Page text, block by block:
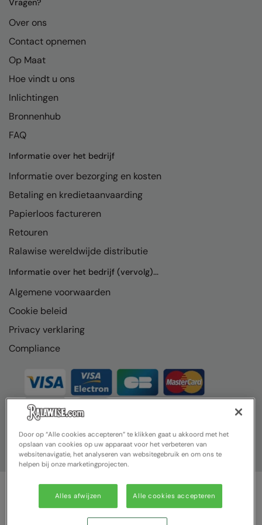
Kariban
Kariban Proact
KiMood
Kodak
Kustom Kit
Larkwood
Maddins
Madeira
MagiCut
Marketing Hub
New Morning Studios
Nike
Nimbus
Nutshell
OGIO
Portman & Pooch
Portwest
Pro RTX
Pro RTX High Visibility
Vragen?
Over ons
Contact opnemen
Op Maat
Hoe vindt u ons
Inlichtingen
Bronnenhub
FAQ
Informatie over het bedrijf
Informatie over bezorging en kosten
Betaling en kredietaanvaarding
Papierloos factureren
Retouren
Ralawise wereldwijde distributie
Informatie over het bedrijf (vervolg)...
Algemene voorwaarden
Cookie beleid
Privacy verklaring
Compliance
© Ralawise 2025| Ralawise Limited, Registered in England &
Wales, Reg Number 1362849 Registered Office: Unit 112, Tenth
Door op “Alle cookies accepteren” te klikken gaat u akkoord met het
opslaan van cookies op uw apparaat voor het verbeteren van
websitenavigatie, het analyseren van websitegebruik en om ons te
helpen bij onze marketingprojecten.
Alles afwijzen Alle cookies accepteren